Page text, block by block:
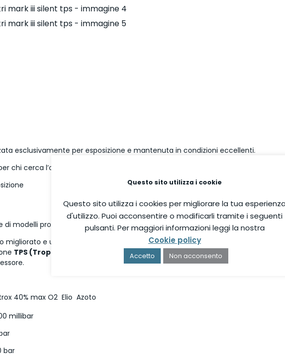
esclusivamente per esposizione e mantenuta in condizioni eccellenti.
chi cerca l’affidabilità e la qualità Coltri a condizioni vantaggiose.
di modelli progettati per un uso intensivo in ambienti caldi e scarsamente
e un sistema di filtraggio con due iperfiltri, sono alimentati da un
TPS (Tropical Plus Superdry)
. Tutti i modelli sono disponibili con sistemi di
40% max O2  Elio  Azoto
millibar
bar
Questo sito utilizza i cookie
Questo sito utilizza i cookies per migliorare la tua
d'utilizzo. Puoi acconsentire o modificarli tramite i seguenti
pulsanti. Per maggiori informazioni leggi la nostra
Cookie policy
Accetto Non acconsento